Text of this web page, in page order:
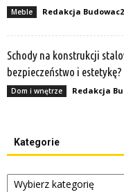
Meble Redakcja
Schody na konstrukcji
bezpieczeństwo i estetykę?
Dom i wnętrze Redakcja
Kategorie
Kategorie